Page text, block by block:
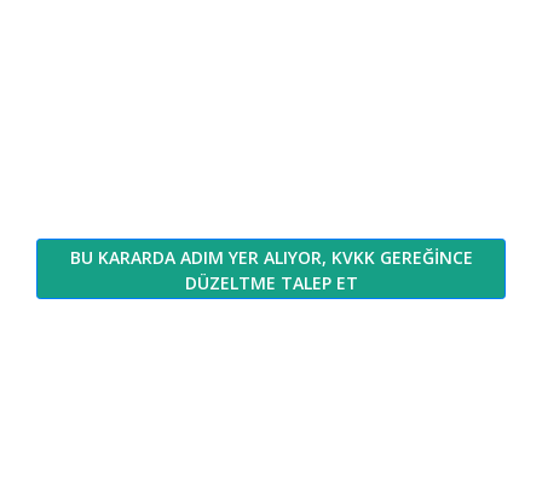
BU KARARDA ADIM YER ALIYOR, KVKK GEREĞİNCE
DÜZELTME TALEP ET